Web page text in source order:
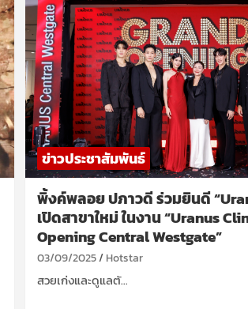
ข่าวประชาสัมพันธ์
พิ้งค์พลอย ปภาวดี ร่วมยินดี
เปิดสาขาใหม่ ในงาน “Uranus
Opening Central Westgate”
03/09/2025 Hotstar
สวยเก่งและดูแลตั…